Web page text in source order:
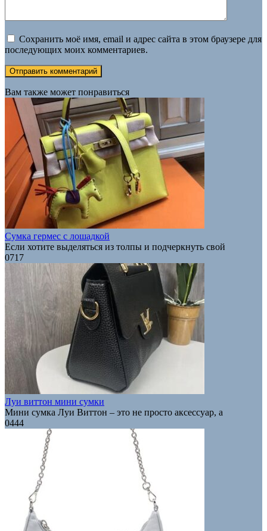
Сохранить моё имя, email и адрес сайта в этом браузере для
последующих моих комментариев.
Вам также может понравиться
Сумка гермес с лошадкой
Если хотите выделяться из толпы и подчеркнуть свой
0717
Луи виттон мини сумки
Мини сумка Луи Виттон – это не просто аксессуар, а
0444